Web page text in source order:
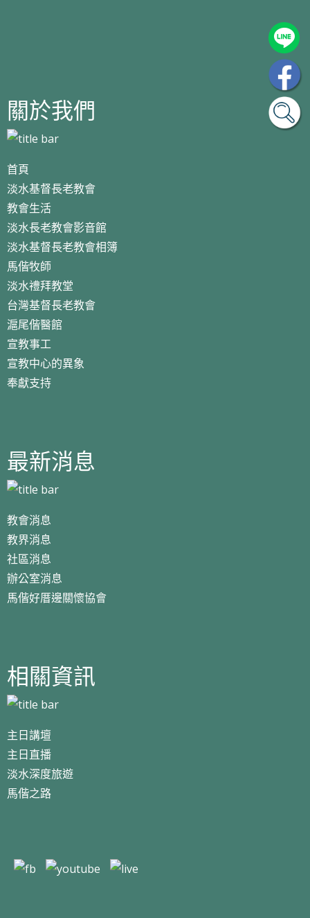
關於我們
首頁
淡水基督長老教會
教會生活
淡水長老教會影音館
淡水基督長老教會相簿
馬偕牧師
淡水禮拜教堂
台灣基督長老教會
滬尾偕醫館
宣教事工
宣教中心的異象
奉獻支持
最新消息
教會消息
教界消息
社區消息
辦公室消息
馬偕好厝邊關懷協會
相關資訊
主日講壇
主日直播
淡水深度旅遊
馬偕之路